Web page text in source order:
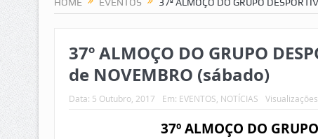
37º ALMOÇO DO GRUPO
de NOVEMBRO (sábado)
Data: 5 Outubro, 2017 Em: EVENTOS NOTÍCIAS
37º ALMOÇO DO